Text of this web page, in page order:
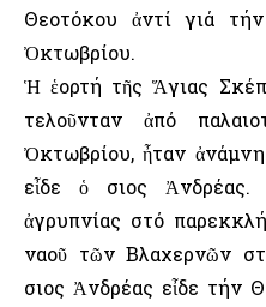
Θεοτόκου ἀντί γιά
Ὀκτωβρίου.
Ἡ ἑορτή τῆς Ἅγιας
τελοῦνταν ἀπό
Ὀκτωβρίου, ἦταν
εἶδε ὁ Ὅσιος
ἀγρυπνίας στό
ναοῦ τῶν Βλαχερνῶν
Ὅσιος Ἀνδρέας εἶδε τήν